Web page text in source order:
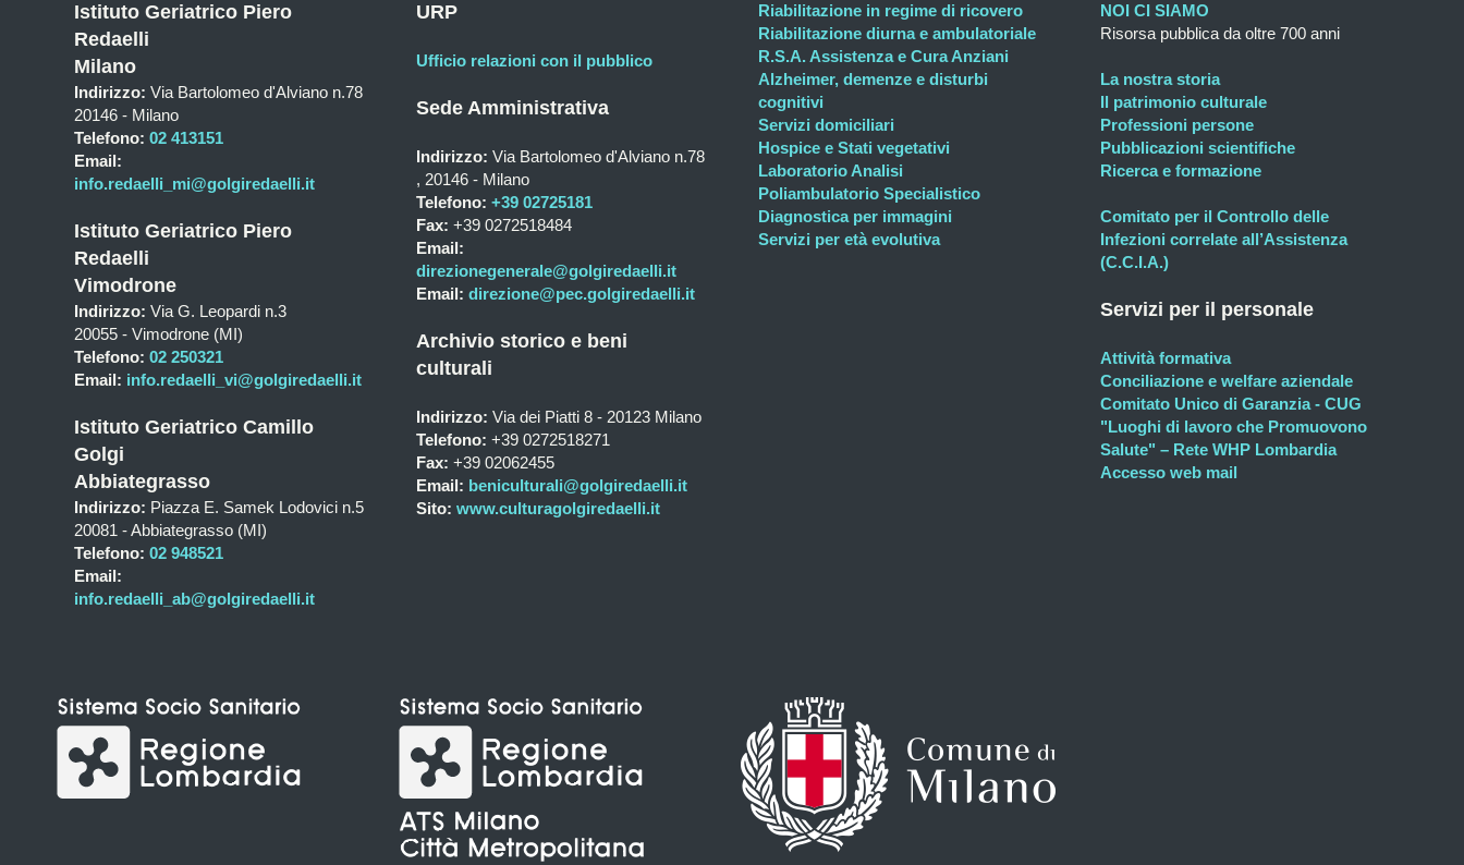
Istituto Geriatrico Piero
Redaelli
Milano
Indirizzo: Via Bartolomeo d'Alviano n.78
20146 - Milano
Telefono: 02 413151
Email:
info.redaelli_mi@golgiredaelli.it
Istituto Geriatrico Piero
Redaelli
Vimodrone
Indirizzo: Via G. Leopardi n.3
20055 - Vimodrone (MI)
Telefono: 02 250321
Email: info.redaelli_vi@golgiredaelli.it
Istituto Geriatrico Camillo
Golgi
Abbiategrasso
Indirizzo: Piazza E. Samek Lodovici n.5
20081 - Abbiategrasso (MI)
Telefono: 02 948521
Email:
info.redaelli_ab@golgiredaelli.it
URP
Ufficio relazioni con il pubblico
Sede Amministrativa
Indirizzo: Via Bartolomeo d'Alviano n.78
, 20146 - Milano
Telefono: +39 02725181
Fax: +39 0272518484
Email:
direzionegenerale@golgiredaelli.it
Email: direzione@pec.golgiredaelli.it
Archivio storico e beni
culturali
Indirizzo: Via dei Piatti 8 - 20123 Milano
Telefono: +39 0272518271
Fax: +39 02062455
Email: beniculturali@golgiredaelli.it
Sito: www.culturagolgiredaelli.it
Riabilitazione in regime di ricovero
Riabilitazione diurna e ambulatoriale
R.S.A. Assistenza e Cura Anziani
Alzheimer, demenze e disturbi
cognitivi
Servizi domiciliari
Hospice e Stati vegetativi
Laboratorio Analisi
Poliambulatorio Specialistico
Diagnostica per immagini
Servizi per età evolutiva
NOI CI SIAMO
Risorsa pubblica da oltre 700 anni
La nostra storia
Il patrimonio culturale
Professioni persone
Pubblicazioni scientifiche
Ricerca e formazione
Comitato per il Controllo delle
Infezioni correlate all’Assistenza
(C.C.I.A.)
Servizi per il personale
Attività formativa
Conciliazione e welfare aziendale
Comitato Unico di Garanzia - CUG
"Luoghi di lavoro che Promuovono
Salute" – Rete WHP Lombardia
Accesso web mail